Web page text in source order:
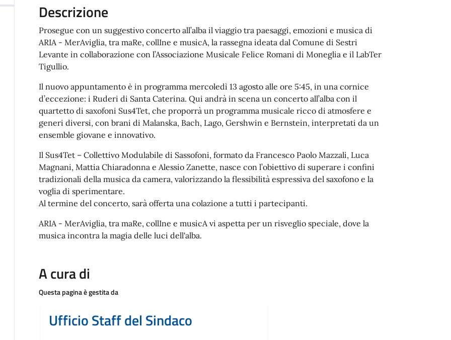
Descrizione
Prosegue con un suggestivo concerto all’alba il viaggio tra paesaggi, emozioni e musica di
ARIA - MerAviglia, tra maRe, collIne e musicA, la rassegna ideata dal Comune di Sestri
Levante in collaborazione con l’Associazione Musicale Felice Romani di Moneglia e il LabTer
Tigullio.
Il nuovo appuntamento è in programma mercoledì 13 agosto alle ore 5:45, in una cornice
d’eccezione: i Ruderi di Santa Caterina. Qui andrà in scena un concerto all’alba con il
quartetto di saxofoni Sus4Tet, che proporrà un programma musicale ricco di atmosfere e
generi diversi, con brani di Malanska, Bach, Lago, Gershwin e Bernstein, interpretati da un
ensemble giovane e innovativo.
Il Sus4Tet – Collettivo Modulabile di Sassofoni, formato da Francesco Paolo Mazzali, Luca
Magnani, Mattia Chiaradonna e Alessio Zanette, nasce con l’obiettivo di superare i confini
tradizionali della musica da camera, valorizzando la flessibilità espressiva del saxofono e la
voglia di sperimentare.
Al termine del concerto, sarà offerta una colazione a tutti i partecipanti.
ARIA - MerAviglia, tra maRe, collIne e musicA vi aspetta per un risveglio speciale, dove la
musica incontra la magia delle luci dell'alba.
A cura di
Questa pagina è gestita da
Ufficio Staff del Sindaco